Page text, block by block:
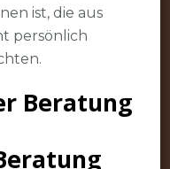
ist, die aus
persönlich
Beratung